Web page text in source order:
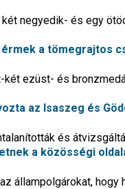
két negyedik- és egy
a tömegrajtos
két ezüst- és
az Isaszeg és
és
a közösségi
állampolgárokat,